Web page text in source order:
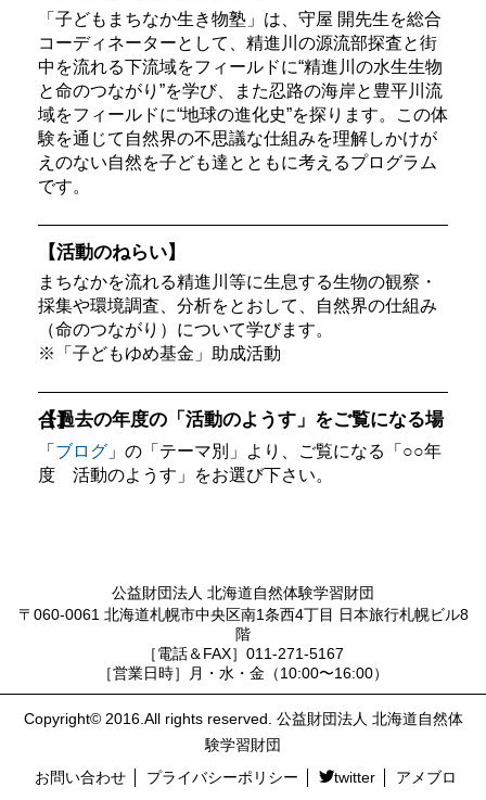
「子どもまちなか生き物塾」は、守屋 開先生を総合
コーディネーターとして、精進川の源流部探査と街
中を流れる下流域をフィールドに“精進川の水生生物
と命のつながり”を学び、また忍路の海岸と豊平川流
域をフィールドに“地球の進化史”を探ります。この体
験を通じて自然界の不思議な仕組みを理解しかけが
えのない自然を子ども達とともに考えるプログラム
です。
【活動のねらい】
まちなかを流れる精進川等に生息する生物の観察・
採集や環境調査、分析をとおして、自然界の仕組み
（命のつながり）について学びます。
※「子どもゆめ基金」助成活動
【過去の年度の「活動のようす」をご覧になる場合】
「 ブログ 」の「テーマ別」より、ご覧になる「○○年
度 活動のようす」をお選び下さい。
公益財団法人 北海道自然体験学習財団
〒060-0061 北海道札幌市中央区南1条西4丁目 日本旅行札幌ビル8
階
［電話＆FAX］011-271-5167
［営業日時］月・水・金（10:00〜16:00）
Copyright© 2016.All rights reserved. 公益財団法人 北海道自然体
験学習財団
お問い合わせ
プライバシーポリシー twitter アメブロ